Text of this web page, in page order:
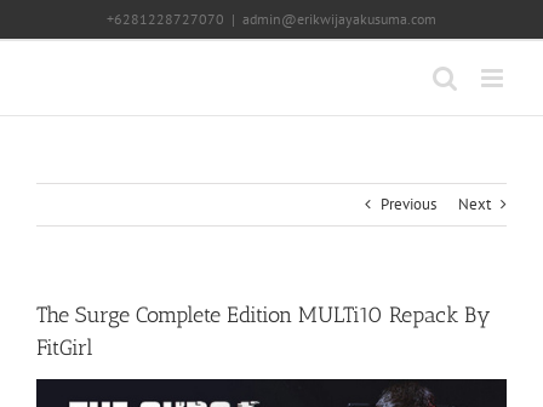
+6281228727070 | admin@erikwijayakusuma.com
Previous Next
The Surge Complete Edition MULTi10 Repack By
FitGirl